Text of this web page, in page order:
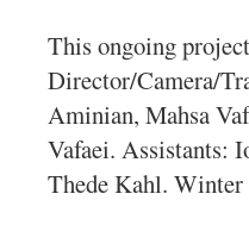
This ongoing
Director/Camera/
Aminian, Mahsa
Vafaei. Assistants:
Thede Kahl.